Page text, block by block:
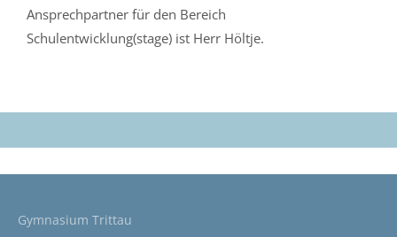
Ansprechpartner für den Bereich
Schulentwicklung(stage) ist Herr Höltje.
Gymnasium Trittau